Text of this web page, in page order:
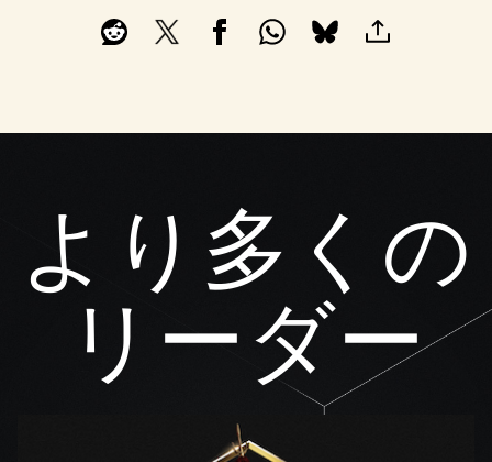
より多くの
リーダー